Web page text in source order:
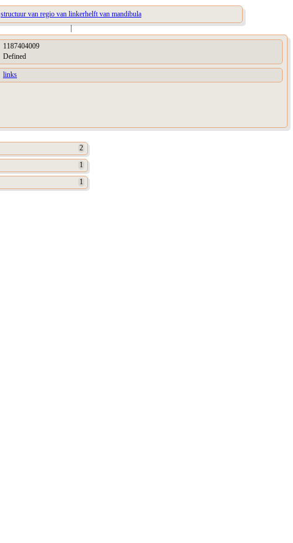
structuur van regio van linkerhelft van mandibula
|
1187404009
Defined
links
2
1
1